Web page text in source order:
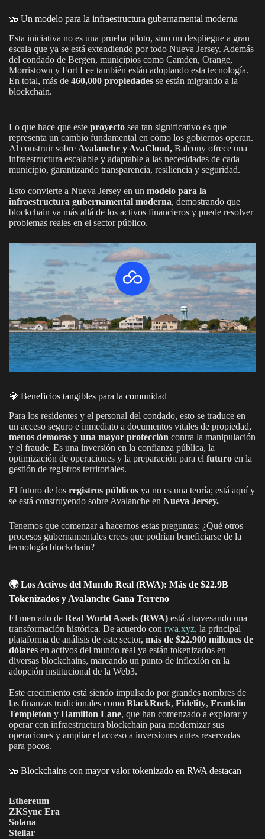
🫨 Un modelo para la infraestructura gubernamental moderna
Esta iniciativa no es una prueba piloto, sino un despliegue a gran
escala que ya se está extendiendo por todo Nueva Jersey. Además
del condado de Bergen, municipios como Camden, Orange,
Morristown y Fort Lee también están adoptando esta tecnología.
En total, más de 460,000 propiedades se están migrando a la
blockchain.
Lo que hace que este proyecto sea tan significativo es que
representa un cambio fundamental en cómo los gobiernos operan.
Al construir sobre Avalanche y AvaCloud, Balcony ofrece una
infraestructura escalable y adaptable a las necesidades de cada
municipio, garantizando transparencia, resiliencia y seguridad.
Esto convierte a Nueva Jersey en un modelo para la
infraestructura gubernamental moderna, demostrando que
blockchain va más allá de los activos financieros y puede resolver
problemas reales en el sector público.
💎 Beneficios tangibles para la comunidad
Para los residentes y el personal del condado, esto se traduce en
un acceso seguro e inmediato a documentos vitales de propiedad,
menos demoras y una mayor protección contra la manipulación
y el fraude. Es una inversión en la confianza pública, la
optimización de operaciones y la preparación para el futuro en la
gestión de registros territoriales.
El futuro de los registros públicos ya no es una teoría; está aquí y
se está construyendo sobre Avalanche en Nueva Jersey.
Tenemos que comenzar a hacernos estas preguntas: ¿Qué otros
procesos gubernamentales crees que podrían beneficiarse de la
tecnología blockchain?
🌍 Los Activos del Mundo Real (RWA): Más de $22.9B
Tokenizados y Avalanche Gana Terreno
El mercado de Real World Assets (RWA) está atravesando una
transformación histórica. De acuerdo con rwa.xyz, la principal
plataforma de análisis de este sector, más de $22.900 millones de
dólares en activos del mundo real ya están tokenizados en
diversas blockchains, marcando un punto de inflexión en la
adopción institucional de la Web3.
Este crecimiento está siendo impulsado por grandes nombres de
las finanzas tradicionales como BlackRock, Fidelity, Franklin
Templeton y Hamilton Lane, que han comenzado a explorar y
operar con infraestructura blockchain para modernizar sus
operaciones y ampliar el acceso a inversiones antes reservadas
para pocos.
🫨 Blockchains con mayor valor tokenizado en RWA destacan
Ethereum
ZKSync Era
Solana
Stellar